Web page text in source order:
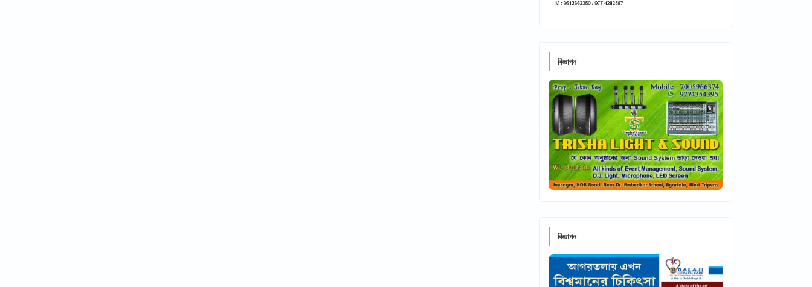
বিজ্ঞাপন
বিজ্ঞাপন